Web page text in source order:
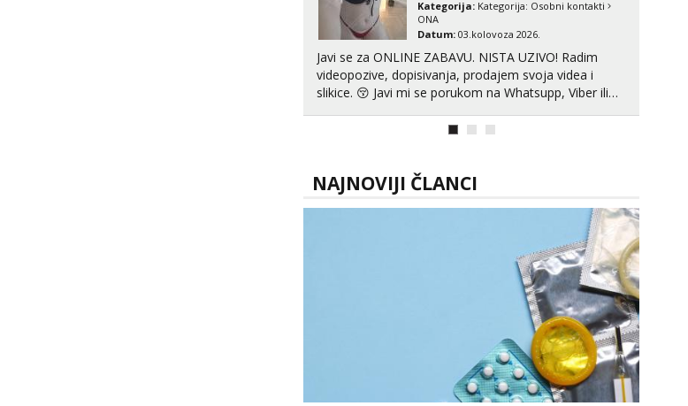
Kategorija: Kategorija: Osobni kontakti
ONA
Datum: 03.kolovoza 2026.
Javi se za ONLINE ZABAVU. NISTA UZIVO! Radim
videopozive, dopisivanja, prodajem svoja videa i
slikice. 😚 Javi mi se porukom na Whatsupp, Viber ili
NAJNOVIJI ČLANCI